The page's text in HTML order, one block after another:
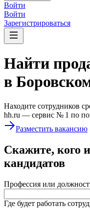
Войти
Войти
Зарегистрироваться
Найти
в
Находите сотрудников
hh.ru — сервис № 1 по
Разместить вакансию
Скажите, кого
кандидатов
Профессия или
Где будет работать